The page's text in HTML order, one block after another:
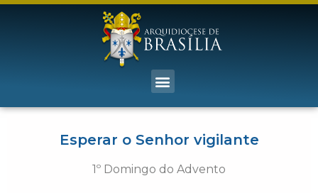
Esperar o Senhor vigilante
1º Domingo do Advento